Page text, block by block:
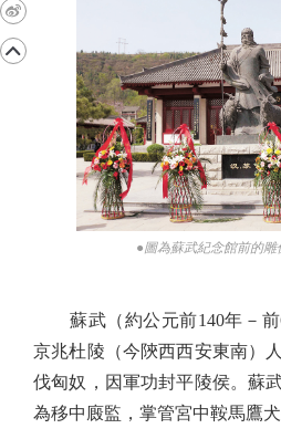
●圖為蘇武紀念館前的雕
蘇武（約公元前140年－前
京兆杜陵（今陝西西安東南）
伐匈奴，因軍功封平陵侯。蘇
為移中廄監，掌管宮中鞍馬鷹犬